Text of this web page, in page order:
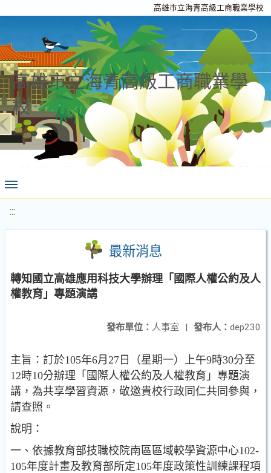
高雄市立海青高級工商職業學校
高雄市立海青高級工商職業學
校
:::
最新消息
轉知國立高雄應用科技大學辦理「國際人權公約及人
權教育」專題演講
發布人： dep230
發布單位： 人事室 |
主旨：訂於105年6月27日（星期一）上午9時30分至
12時10分辦理「國際人權公約及人權教育」專題演
講，為共享學習資源，敬邀貴校行政同仁共同參與，
請查照。
說明：
一、依據教育部技職校院南區區域較學資源中心102-
105年度計畫及教育部所定105年度政策性訓練課程項